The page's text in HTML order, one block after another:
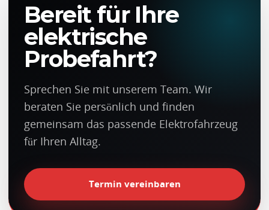
Bereit für Ihre
elektrische
Probefahrt?
Sprechen Sie mit unserem Team. Wir
beraten Sie persönlich und finden
gemeinsam das passende Elektrofahrzeug
für Ihren Alltag.
Termin vereinbaren